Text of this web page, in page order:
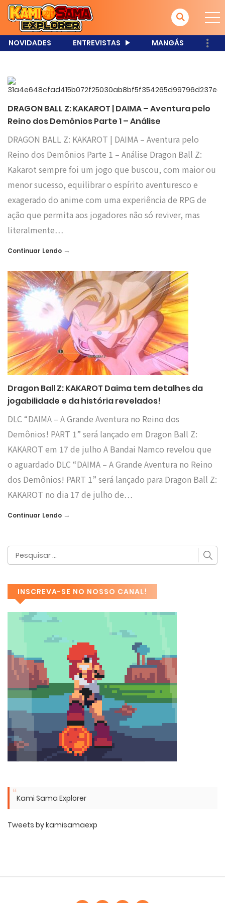
NOVIDADES ENTREVISTAS MANGÁS
DRAGON BALL Z: KAKAROT | DAIMA – Aventura pelo
Reino dos Demônios Parte 1 – Análise
DRAGON BALL Z: KAKAROT | DAIMA – Aventura pelo
Reino dos Demônios Parte 1 – Análise Dragon Ball Z:
Kakarot sempre foi um jogo que buscou, com maior ou
menor sucesso, equilibrar o espírito aventuresco e
exagerado do anime com uma experiência de RPG de
ação que permita aos jogadores não só reviver, mas
literalmente…
Continuar Lendo →
Dragon Ball Z: KAKAROT Daima tem detalhes da
jogabilidade e da história revelados!
DLC “DAIMA – A Grande Aventura no Reino dos
Demônios! PART 1” será lançado em Dragon Ball Z:
KAKAROT em 17 de julho A Bandai Namco revelou que
o aguardado DLC “DAIMA – A Grande Aventura no Reino
dos Demônios! PART 1” será lançado para Dragon Ball Z:
KAKAROT no dia 17 de julho de…
Continuar Lendo →
INSCREVA-SE NO NOSSO CANAL!
Kami Sama Explorer
Tweets by kamisamaexp